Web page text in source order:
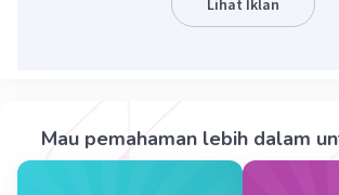
Berikut ini urutan singkat dari PEMDAS:
• Exponents (pangkat)
Lihat Iklan
Mau pemahaman lebih dalam